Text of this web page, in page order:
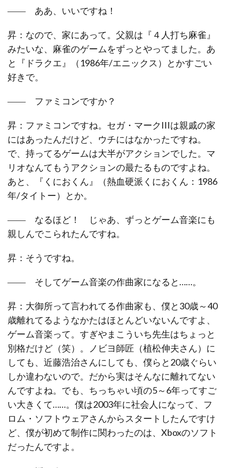
―― ああ、いいですね！
昇：なので、家にあって。父親は『４人打ち麻雀』
みたいな、麻雀のゲームをずっとやってました。あ
と『ドラクエ』（1986年/エニックス）とかすごい
好きで。
―― ファミコンですか？
昇：ファミコンですね。セガ・マークIIIは親戚の家
にはあったんだけど、ウチにはなかったですね。
で、持ってるゲームは大半がアクションでした。マ
リオなんてもうアクションの最たるものですよね。
あと、『くにおくん』（熱血硬派くにおくん：1986
年/タイトー）とか。
―― なるほど！ じゃあ、ずっとゲーム音楽にも
親しんでこられたんですね。
昇：そうですね。
―― そしてゲーム音楽の作曲家になると……。
昇：大御所って言われてる作曲家も、僕と30歳～40
歳離れてるようなかたはほとんどいないんですよ、
ゲーム音楽って。すぎやまこういち先生はちょっと
別格だけど（笑）。ノビヨ師匠（植松伸夫さん）に
しても、近藤浩治さんにしても、僕らと20歳ぐらい
しか違わないので。だから実はそんなに離れてない
んですよね。でも、ちっちゃい頃の5～6年ってすご
い大きくて……。僕は2003年に社会人になって、フ
ロム・ソフトウェアさんからスタートしたんですけ
ど、僕が初めて制作に関わったのは、Xboxのソフト
だったんですよ。